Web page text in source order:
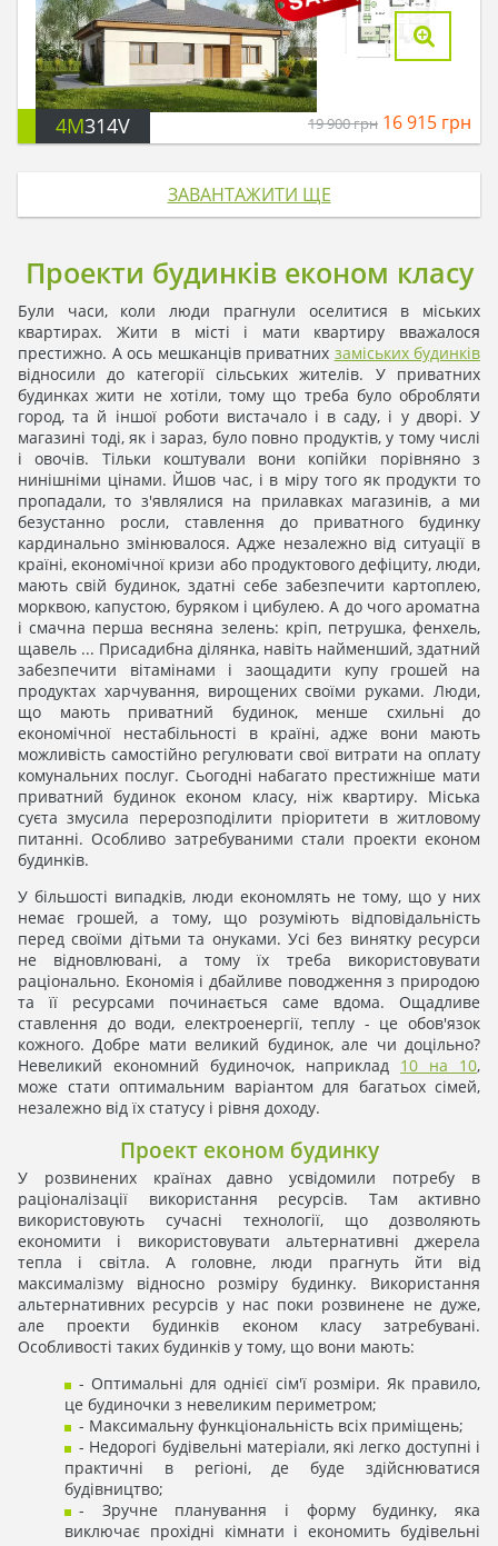
4M314V 19 900грн 16 915 грн
ЗАВАНТАЖИТИ ЩЕ
Проекти будинків економ класу
Були часи, коли люди прагнули оселитися в міських
квартирах. Жити в місті і мати квартиру вважалося
престижно. А ось мешканців приватних заміських будинків
відносили до категорії сільських жителів. У приватних
будинках жити не хотіли, тому що треба було обробляти
город, та й іншої роботи вистачало і в саду, і у дворі. У
магазині тоді, як і зараз, було повно продуктів, у тому числі
і овочів. Тільки коштували вони копійки порівняно з
нинішніми цінами. Йшов час, і в міру того як продукти то
пропадали, то з'являлися на прилавках магазинів, а ми
безустанно росли, ставлення до приватного будинку
кардинально змінювалося. Адже незалежно від ситуації в
країні, економічної кризи або продуктового дефіциту, люди,
мають свій будинок, здатні себе забезпечити картоплею,
морквою, капустою, буряком і цибулею. А до чого ароматна
і смачна перша весняна зелень: кріп, петрушка, фенхель,
щавель ... Присадибна ділянка, навіть найменший, здатний
забезпечити вітамінами і заощадити купу грошей на
продуктах харчування, вирощених своїми руками. Люди,
що мають приватний будинок, менше схильні до
економічної нестабільності в країні, адже вони мають
можливість самостійно регулювати свої витрати на оплату
комунальних послуг. Сьогодні набагато престижніше мати
приватний будинок економ класу, ніж квартиру. Міська
суєта змусила перерозподілити пріоритети в житловому
питанні. Особливо затребуваними стали проекти економ
будинків.
У більшості випадків, люди економлять не тому, що у них
немає грошей, а тому, що розуміють відповідальність
перед своїми дітьми та онуками. Усі без винятку ресурси
не відновлювані, а тому їх треба використовувати
раціонально. Економія і дбайливе поводження з природою
та її ресурсами починається саме вдома. Ощадливе
ставлення до води, електроенергії, теплу - це обов'язок
кожного. Добре мати великий будинок, але чи доцільно?
Невеликий економний будиночок, наприклад 10 на 10,
може стати оптимальним варіантом для багатьох сімей,
незалежно від їх статусу і рівня доходу.
Проект економ будинку
У розвинених країнах давно усвідомили потребу в
раціоналізації використання ресурсів. Там активно
використовують сучасні технології, що дозволяють
економити і використовувати альтернативні джерела
тепла і світла. А головне, люди прагнуть йти від
максималізму відносно розміру будинку. Використання
альтернативних ресурсів у нас поки розвинене не дуже,
але проекти будинків економ класу затребувані.
Особливості таких будинків у тому, що вони мають:
- Оптимальні для однієї сім'ї розміри. Як правило,
це будиночки з невеликим периметром;
- Максимальну функціональність всіх приміщень;
- Недорогі будівельні матеріали, які легко доступні і
практичні в регіоні, де буде здійснюватися
будівництво;
- Зручне планування і форму будинку, яка
виключає прохідні кімнати і економить будівельні